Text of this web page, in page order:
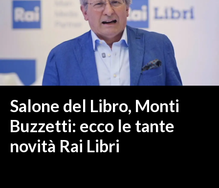
MEDIO CAMPIDANO
ORISTANO E PROVINCIA
NUORO E PROVINCIA
OGLIASTRA
ITALIA
MONDO
Salone del Libro, Monti
Buzzetti: ecco le tante
novità Rai Libri